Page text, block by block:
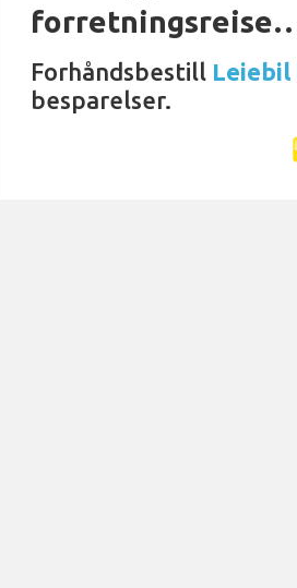
Forhåndsbestill Leiebil
besparelser.